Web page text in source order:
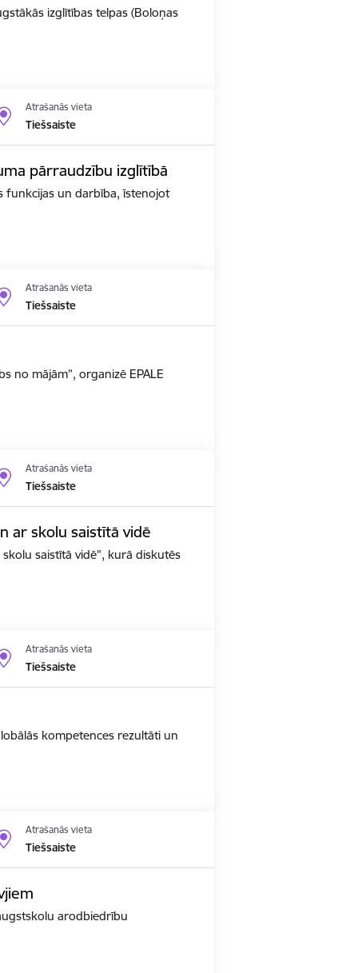
izglītības telpas (Boloņas
Atrašanās vieta
Tiešsaiste
pārraudzību izglītībā
funkcijas un darbība, īstenojot
Atrašanās vieta
Tiešsaiste
no mājām”, organizē EPALE
Atrašanās vieta
Tiešsaiste
ar skolu saistītā vidē
saistītā vidē", kurā diskutēs
Atrašanās vieta
Tiešsaiste
kompetences rezultāti un
Atrašanās vieta
Tiešsaiste
arodbiedrību